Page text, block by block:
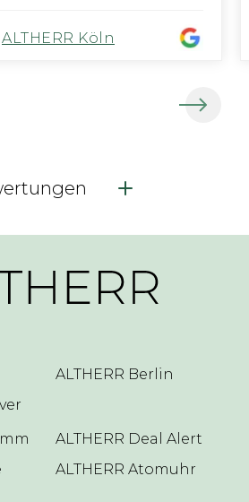
ALTHERR Köln
ALTHERR Berlin
ALTHERR Deal Alert
ALTHERR Atomuhr